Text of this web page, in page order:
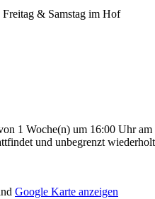
& Samstag im Hof
1 Woche(n) um 16:00 Uhr am
und unbegrenzt wiederholt
Google Karte anzeigen